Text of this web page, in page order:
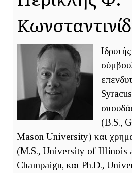
(B.S.,
Mason University) και
(M.S., University of Illinois
Champaign, και Ph.D.,